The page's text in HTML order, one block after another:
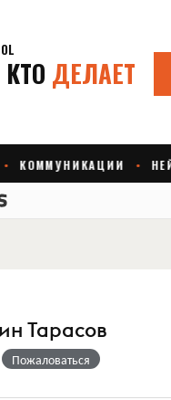
Тарасов
Пожаловаться